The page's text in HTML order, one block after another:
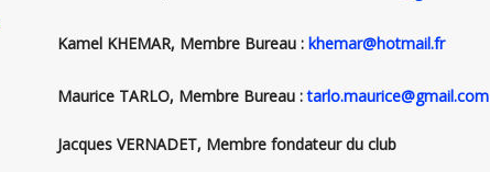
Kamel KHEMAR, Membre Bureau : khemar@hotmail.fr
Maurice TARLO, Membre Bureau :tarlo.maurice@gmail.com
Jacques VERNADET, Membre fondateur du club